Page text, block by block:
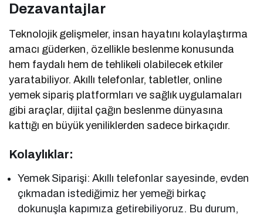
Dezavantajlar
Teknolojik gelişmeler, insan hayatını kolaylaştırma
amacı güderken, özellikle beslenme konusunda
hem faydalı hem de tehlikeli olabilecek etkiler
yaratabiliyor. Akıllı telefonlar, tabletler, online
yemek sipariş platformları ve sağlık uygulamaları
gibi araçlar, dijital çağın beslenme dünyasına
kattığı en büyük yeniliklerden sadece birkaçıdır.
Kolaylıklar:
Yemek Siparişi: Akıllı telefonlar sayesinde, evden
çıkmadan istediğimiz her yemeği birkaç
dokunuşla kapımıza getirebiliyoruz. Bu durum,